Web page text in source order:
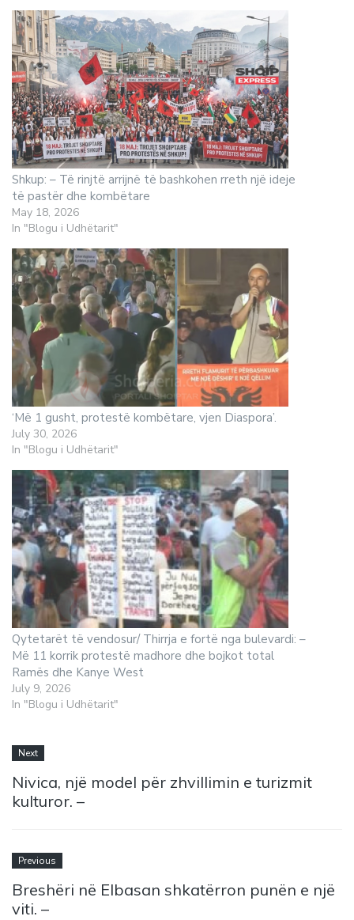
Shkup: – Të rinjtë arrijnë të bashkohen rreth një ideje
të pastër dhe kombëtare
May 18, 2026
In "Blogu i Udhëtarit"
‘Më 1 gusht, protestë kombëtare, vjen Diaspora’.
July 30, 2026
In "Blogu i Udhëtarit"
Qytetarët të vendosur/ Thirrja e fortë nga bulevardi: –
Më 11 korrik protestë madhore dhe bojkot total
Ramës dhe Kanye West
July 9, 2026
In "Blogu i Udhëtarit"
Next
Nivica, një model për zhvillimin e turizmit
kulturor. –
Previous
Breshëri në Elbasan shkatërron punën e një
viti. –